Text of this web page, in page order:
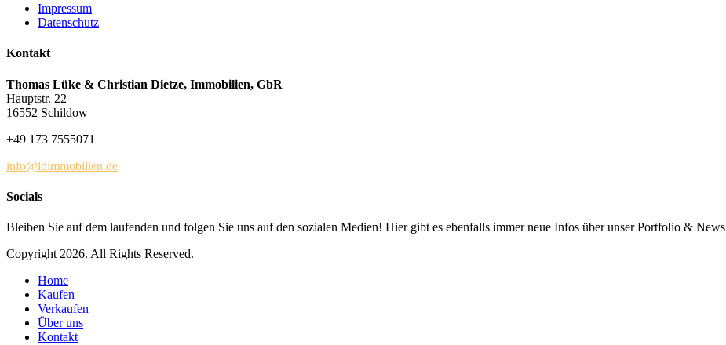
Impressum
Datenschutz
Kontakt
Thomas Lüke & Christian Dietze, Immobilien, GbR
Hauptstr. 22
16552 Schildow
+49 173 7555071
info@ldimmobilien.de
Socials
Bleiben Sie auf dem laufenden und folgen Sie uns auf den sozialen Medien! Hier gibt es ebenfalls immer neue Infos über unser Portfolio & News
Copyright 2026. All Rights Reserved.
Home
Kaufen
Verkaufen
Über uns
Kontakt